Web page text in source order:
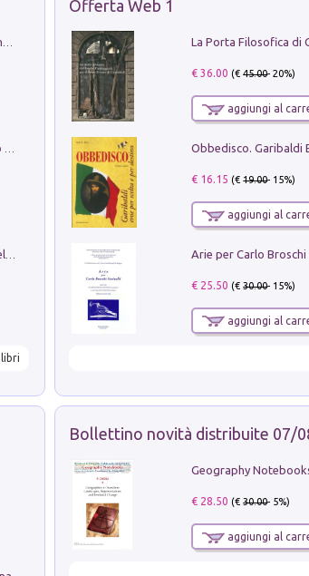
Klose dell'altro mondo. Miro il pescatore del goal
Offerta Web 1
€ 36.00 (€45.00- 20%)
aggiungi al
€ 16.15 (€19.00- 15%)
aggiungi al
€ 25.50 (€30.00- 15%)
aggiungi al
Bollettino novità distribuite 07/
€ 28.50 (€30.00- 5%)
aggiungi al